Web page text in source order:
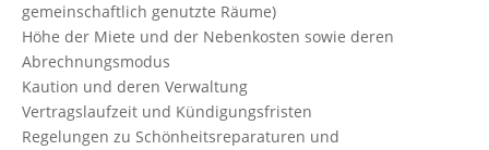
gemeinschaftlich genutzte Räume)
Höhe der Miete und der Nebenkosten sowie deren
Abrechnungsmodus
Kaution und deren Verwaltung
Vertragslaufzeit und Kündigungsfristen
Regelungen zu Schönheitsreparaturen und